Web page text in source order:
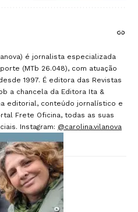
é jornalista especializada
(MTb 26.048), com atuação
1997. É editora das Revistas
a chancela da Editora Ita &
editorial, conteúdo jornalístico e
Frete Oficina, todas as suas
Instagram: @carolina.vilanova